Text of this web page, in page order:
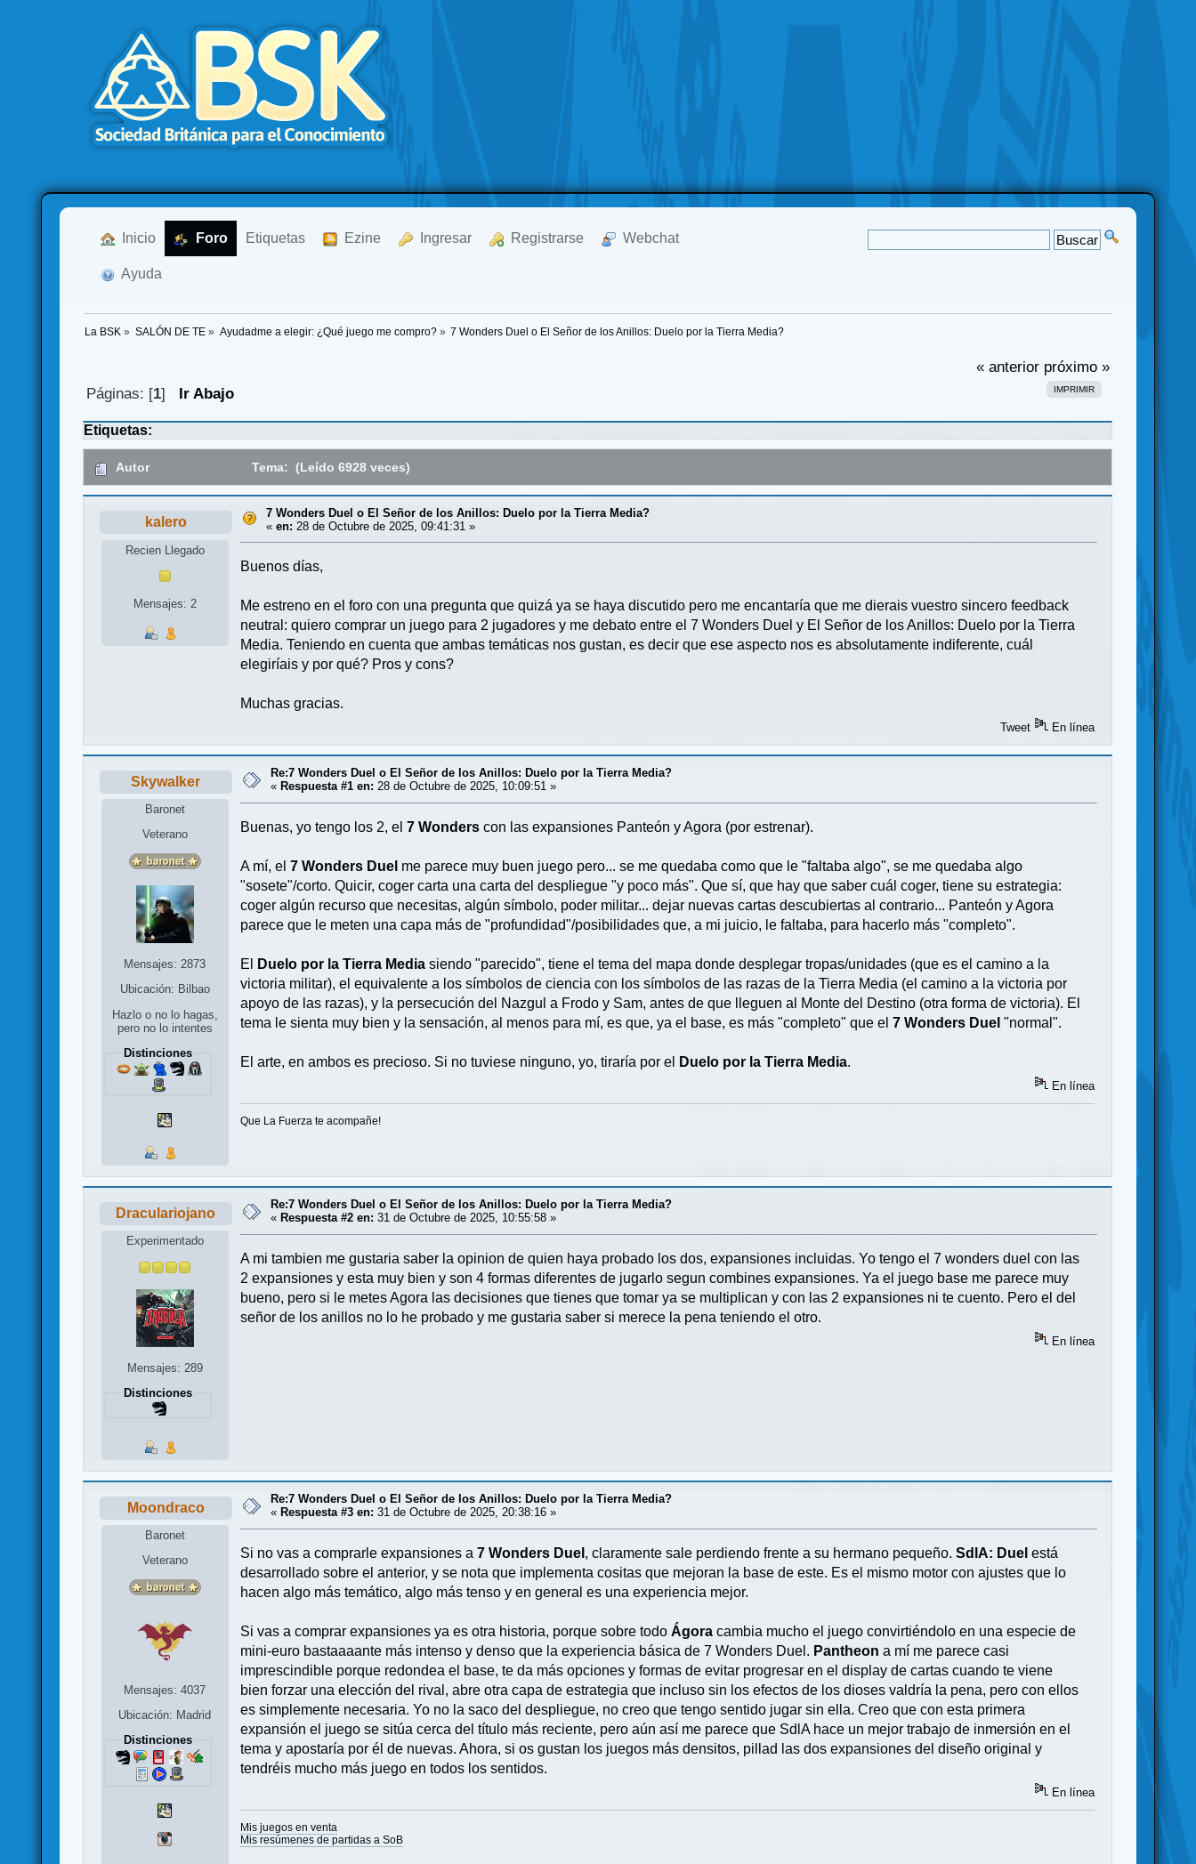
Inicio Foro Etiquetas Ezine Ingresar Registrarse Webchat
Ayuda
La BSK » SALÓN DE TE » Ayudadme a elegir: ¿Qué juego me compro?» 7 Wonders Duel o El Señor de los Anillos: Duelo por la Tierra Media?
« anterior próximo »
IMPRIMIR
Páginas: [1] Ir Abajo
Etiquetas:
Autor Tema: (Leído 6928 veces)
kalero
Recien Llegado
Mensajes: 2
7 Wonders Duel o El Señor de los Anillos: Duelo por la Tierra Media?
«en: 28 de Octubre de 2025, 09:41:31 »
Buenos días,
Me estreno en el foro con una pregunta que quizá ya se haya discutido pero me encantaría que me dierais vuestro sincero feedback
neutral: quiero comprar un juego para 2 jugadores y me debato entre el 7 Wonders Duel y El Señor de los Anillos: Duelo por la Tierra
Media. Teniendo en cuenta que ambas temáticas nos gustan, es decir que ese aspecto nos es absolutamente indiferente, cuál
elegiríais y por qué? Pros y cons?
Muchas gracias.
Tweet En línea
Skywalker
Baronet
Veterano
Mensajes: 2873
Ubicación: Bilbao
Hazlo o no lo hagas,
pero no lo intentes
Distinciones
Re:7 Wonders Duel o El Señor de los Anillos: Duelo por la Tierra Media?
«Respuesta #1 en: 28 de Octubre de 2025, 10:09:51 »
Buenas, yo tengo los 2, el7 Wonders con las expansiones Panteón y Agora (por estrenar).
A mí, el7 Wonders Duel me parece muy buen juego pero... se me quedaba como que le "faltaba algo", se me quedaba algo
"sosete"/corto. Quicir, coger carta una carta del despliegue "y poco más". Que sí, que hay que saber cuál coger, tiene su estrategia:
coger algún recurso que necesitas, algún símbolo, poder militar... dejar nuevas cartas descubiertas al contrario... Panteón y Agora
parece que le meten una capa más de "profundidad"/posibilidades que, a mi juicio, le faltaba, para hacerlo más "completo".
El Duelo por la Tierra Media siendo "parecido", tiene el tema del mapa donde desplegar tropas/unidades (que es el camino a la
victoria militar), el equivalente a los símbolos de ciencia con los símbolos de las razas de la Tierra Media (el camino a la victoria por
apoyo de las razas), y la persecución del Nazgul a Frodo y Sam, antes de que lleguen al Monte del Destino (otra forma de victoria). El
tema le sienta muy bien y la sensación, al menos para mí, es que, ya el base, es más "completo" que el7 Wonders Duel "normal".
El arte, en ambos es precioso. Si no tuviese ninguno, yo, tiraría por el Duelo por la Tierra Media.
En línea
Que La Fuerza te acompañe!
Draculariojano
Experimentado
Mensajes: 289
Distinciones
Re:7 Wonders Duel o El Señor de los Anillos: Duelo por la Tierra Media?
« Respuesta #2 en: 31 de Octubre de 2025, 10:55:58 »
A mi tambien me gustaria saber la opinion de quien haya probado los dos, expansiones incluidas. Yo tengo el 7 wonders duel con las
2 expansiones y esta muy bien y son 4 formas diferentes de jugarlo segun combines expansiones. Ya el juego base me parece muy
bueno, pero si le metes Agora las decisiones que tienes que tomar ya se multiplican y con las 2 expansiones ni te cuento. Pero el del
señor de los anillos no lo he probado y me gustaria saber si merece la pena teniendo el otro.
En línea
Moondraco
Baronet
Veterano
Mensajes: 4037
Ubicación: Madrid
Distinciones
Re:7 Wonders Duel o El Señor de los Anillos: Duelo por la Tierra Media?
«Respuesta #3 en: 31 de Octubre de 2025, 20:38:16 »
Si no vas a comprarle expansiones a7 Wonders Duel , claramente sale perdiendo frente a su hermano pequeño.SdlA: Duel está
desarrollado sobre el anterior, y se nota que implementa cositas que mejoran la base de este. Es el mismo motor con ajustes que lo
hacen algo más temático, algo más tenso y en general es una experiencia mejor.
Si vas a comprar expansiones ya es otra historia, porque sobre todo Ágora cambia mucho el juego convirtiéndolo en una especie de
mini-euro bastaaaante más intenso y denso que la experiencia básica de 7 Wonders Duel. Pantheon a mí me parece casi
imprescindible porque redondea el base, te da más opciones y formas de evitar progresar en el display de cartas cuando te viene
bien forzar una elección del rival, abre otra capa de estrategia que incluso sin los efectos de los dioses valdría la pena, pero con ellos
es simplemente necesaria. Yo no la saco del despliegue, no creo que tengo sentido jugar sin ella. Creo que con esta primera
expansión el juego se sitúa cerca del título más reciente, pero aún así me parece que SdlA hace un mejor trabajo de inmersión en el
tema y apostaría por él de nuevas. Ahora, si os gustan los juegos más densitos, pillad las dos expansiones del diseño original y
tendréis mucho más juego en todos los sentidos.
En línea
Mis juegos en venta
Mis resúmenes de partidas a SoB